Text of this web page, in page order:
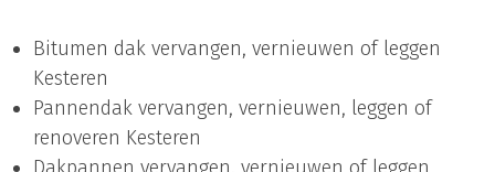
Bitumen dak vervangen, vernieuwen of leggen
Kesteren
Pannendak vervangen, vernieuwen, leggen of
renoveren Kesteren